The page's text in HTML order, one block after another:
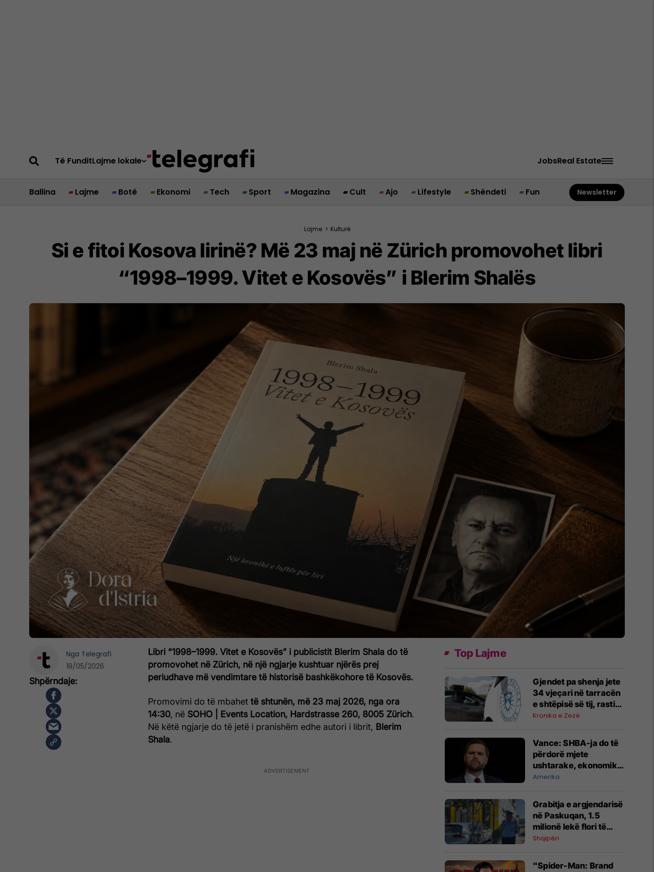
Të FunditLajme lokale JobsReal Estate
Ballina Lajme Botë Ekonomi Tech Sport Magazina Cult Ajo Lifestyle Shëndeti Fun Newsletter
Lajme > Kulturë
Si e fitoi Kosova lirinë? Më 23 maj në Zürich promovohet libri
“1998–1999. Vitet e Kosovës” i Blerim Shalës
Libri “1998–1999. Vitet e Kosovës” i publicistit Blerim Shala do të
promovohet në Zürich, në një ngjarje kushtuar njërës prej
periudhave më vendimtare të historisë bashkëkohore të Kosovës.
Promovimi do të mbahet të shtunën, më 23 maj 2026, nga ora
14:30, në SOHO | Events Location, Hardstrasse 260, 8005 Zürich.
Në këtë ngjarje do të jetë i pranishëm edhe autori i librit, Blerim
Shala.
Nga Telegrafi
18/05/2026
Top Lajme
Gjendet pa shenja jete
34 vjeçari në tarracën
e shtëpisë së tij, rasti
po hetohet
Kronika e Zezë
Vance: SHBA-ja do të
përdorë mjete
ushtarake, ekonomike
dhe diplomatike për t'i
Iran
Amerika
Grabitja e argjendarisë
në Paskuqan, 1.5
milionë lekë flori të
vjedhura - një nga
ishte paraqitur më parë
Shqipëri
"Spider-Man: Brand